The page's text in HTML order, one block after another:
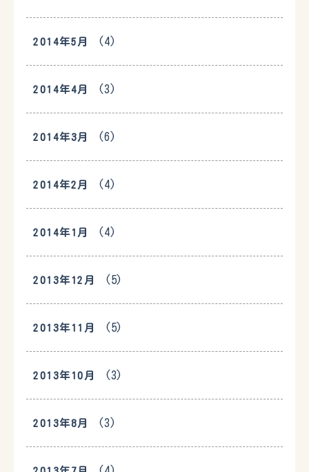
2014年5月 (4)
2014年4月 (3)
2014年3月 (6)
2014年2月 (4)
2014年1月 (4)
2013年12月 (5)
2013年11月 (5)
2013年10月 (3)
2013年8月 (3)